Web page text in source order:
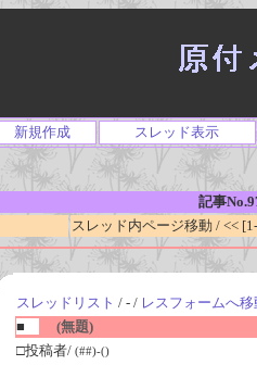
新規作成 スレッド表示
記事
スレッド内ページ移動 / <<
スレッドリスト / - / レスフォームへ移
■
(無題)
□投稿者/ (##)-()